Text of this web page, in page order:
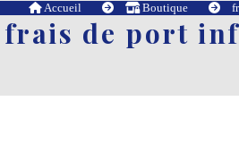
Accueil Boutique
frais de port